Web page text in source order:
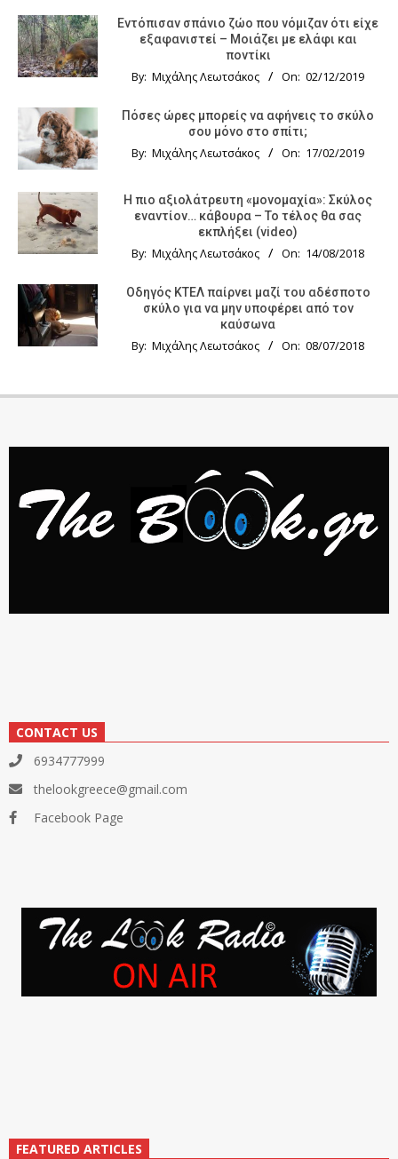
Εντόπισαν σπάνιο ζώο που νόμιζαν ότι είχε
εξαφανιστεί – Μοιάζει με ελάφι και
ποντίκι
By: Μιχάλης Λεωτσάκος On: 02/12/2019
Πόσες ώρες μπορείς να αφήνεις το σκύλο
σου μόνο στο σπίτι;
By: Μιχάλης Λεωτσάκος On: 17/02/2019
Η πιο αξιολάτρευτη «μονομαχία»: Σκύλος
εναντίον… κάβουρα – Το τέλος θα σας
εκπλήξει (video)
By: Μιχάλης Λεωτσάκος On: 14/08/2018
Οδηγός KTΕΛ παίρνει μαζί του αδέσποτο
σκύλο για να μην υποφέρει από τον
καύσωνα
By: Μιχάλης Λεωτσάκος On: 08/07/2018
CONTACT US
6934777999
thelookgreece@gmail.com
Facebook Page
FEATURED ARTICLES